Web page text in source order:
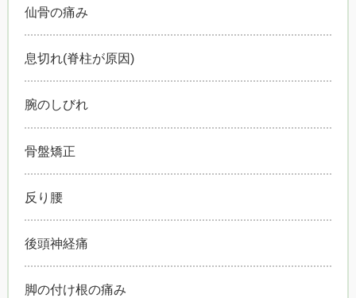
仙骨の痛み
息切れ(脊柱が原因)
腕のしびれ
骨盤矯正
反り腰
後頭神経痛
脚の付け根の痛み